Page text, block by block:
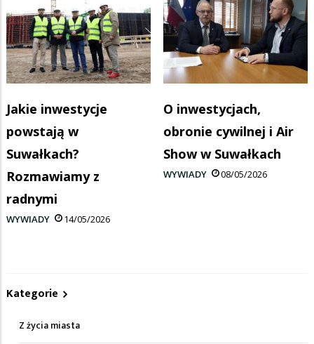
Jakie inwestycje
powstają w
Suwałkach?
Rozmawiamy z
radnymi
WYWIADY 14/05/2026
O inwestycjach,
obronie cywilnej i Air
Show w Suwałkach
WYWIADY 08/05/2026
Kategorie
Z życia miasta